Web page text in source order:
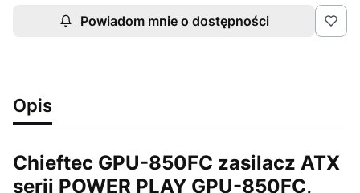
Powiadom mnie o dostępności
Opis
Chieftec GPU-850FC zasilacz ATX
serii POWER PLAY GPU-850FC,